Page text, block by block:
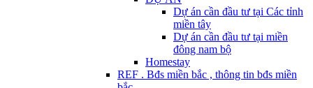
Dự án cần đầu tư tại Các tỉnh
miền tây
Dự án cần đầu tư tại miền
đông nam bộ
Homestay
REF . Bđs miền bắc , thông tin bđs miền